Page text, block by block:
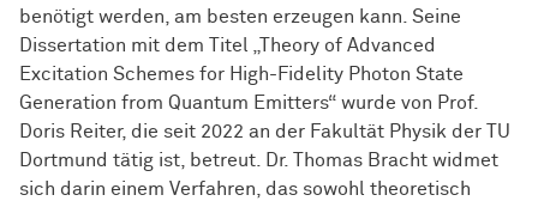
benötigt werden, am besten erzeugen kann. Seine
Dissertation mit dem Titel „Theory of Advanced
Excitation Schemes for High-Fidelity Photon State
Generation from Quantum Emitters“ wurde von Prof.
Doris Reiter, die seit 2022 an der Fakultät Physik der TU
Dortmund tätig ist, betreut. Dr. Thomas Bracht widmet
sich darin einem Verfahren, das sowohl theoretisch